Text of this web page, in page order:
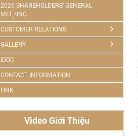
2026 SHAREHOLDERS’ GENERAL
MEETING
CUSTOMER RELATIONS
GALLERY
IDOC
CONTACT INFORMATION
LINK
Video Giới Thiệu